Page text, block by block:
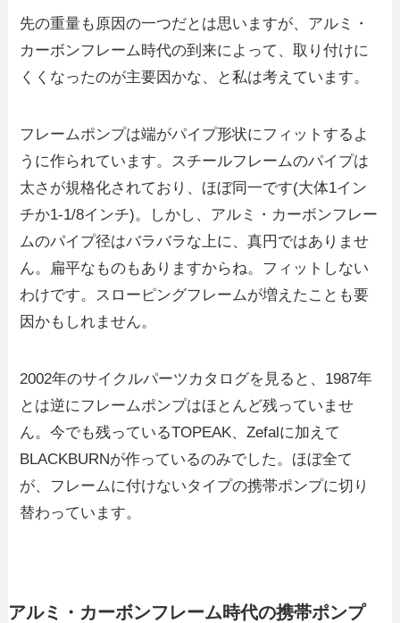
先の重量も原因の一つだとは思いますが、アルミ・
カーボンフレーム時代の到来によって、取り付けに
くくなったのが主要因かな、と私は考えています。
フレームポンプは端がパイプ形状にフィットするよ
うに作られています。スチールフレームのパイプは
太さが規格化されており、ほぼ同一です(大体1イン
チか1-1/8インチ)。しかし、アルミ・カーボンフレー
ムのパイプ径はバラバラな上に、真円ではありませ
ん。扁平なものもありますからね。フィットしない
わけです。スローピングフレームが増えたことも要
因かもしれません。
2002年のサイクルパーツカタログを見ると、1987年
とは逆にフレームポンプはほとんど残っていませ
ん。今でも残っているTOPEAK、Zefalに加えて
BLACKBURNが作っているのみでした。ほぼ全て
が、フレームに付けないタイプの携帯ポンプに切り
替わっています。
アルミ・カーボンフレーム時代の携帯ポンプ